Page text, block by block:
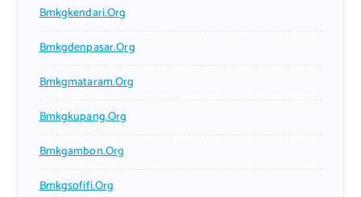
Bmkgkendari.org
Bmkgdenpasar.org
Bmkgmataram.org
Bmkgkupang.org
Bmkgambon.org
Bmkgsofifi.org